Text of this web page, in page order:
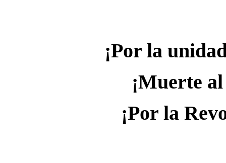
¡Por la
¡Muerte
¡Por la